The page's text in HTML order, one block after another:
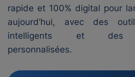
rapide et 100% digital pour
aujourd’hui, avec des
intelligents et des
personnalisées.